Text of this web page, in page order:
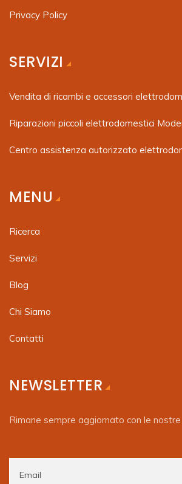
Privacy Policy
SERVIZI
Vendita di ricambi e accessori
Riparazioni piccoli elettrodomestici
Centro assistenza autorizzato
MENU
Ricerca
Servizi
Blog
Chi Siamo
Contatti
NEWSLETTER
Rimane sempre aggiornato con le